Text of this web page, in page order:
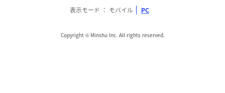
表示モード モバイル PC
Copyright © Minshu Inc. All rights reserved.